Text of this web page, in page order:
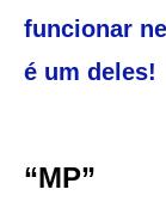
funcionar
é um deles!
“MP”